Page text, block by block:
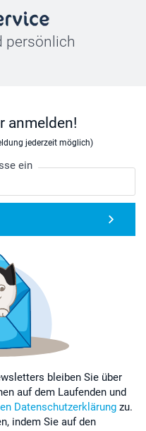
persönlich
anmelden!
jederzeit möglich)
ein
bleiben Sie über
auf dem Laufenden und
Datenschutzerklärung zu.
indem Sie auf den